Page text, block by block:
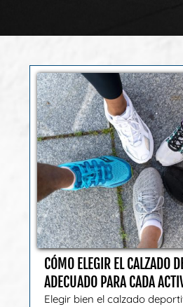
CÓMO ELEGIR EL CALZADO
ADECUADO PARA CADA
Elegir bien el calzado